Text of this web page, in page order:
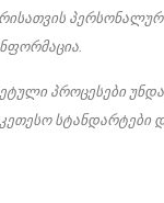
პერსონალურ
პროცესები
სტანდარტები